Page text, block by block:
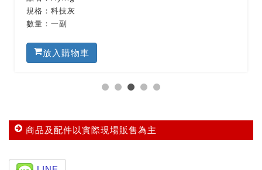
規格：科技灰
數量：一副
放入購物車
商品及配件以實際現場販售為主